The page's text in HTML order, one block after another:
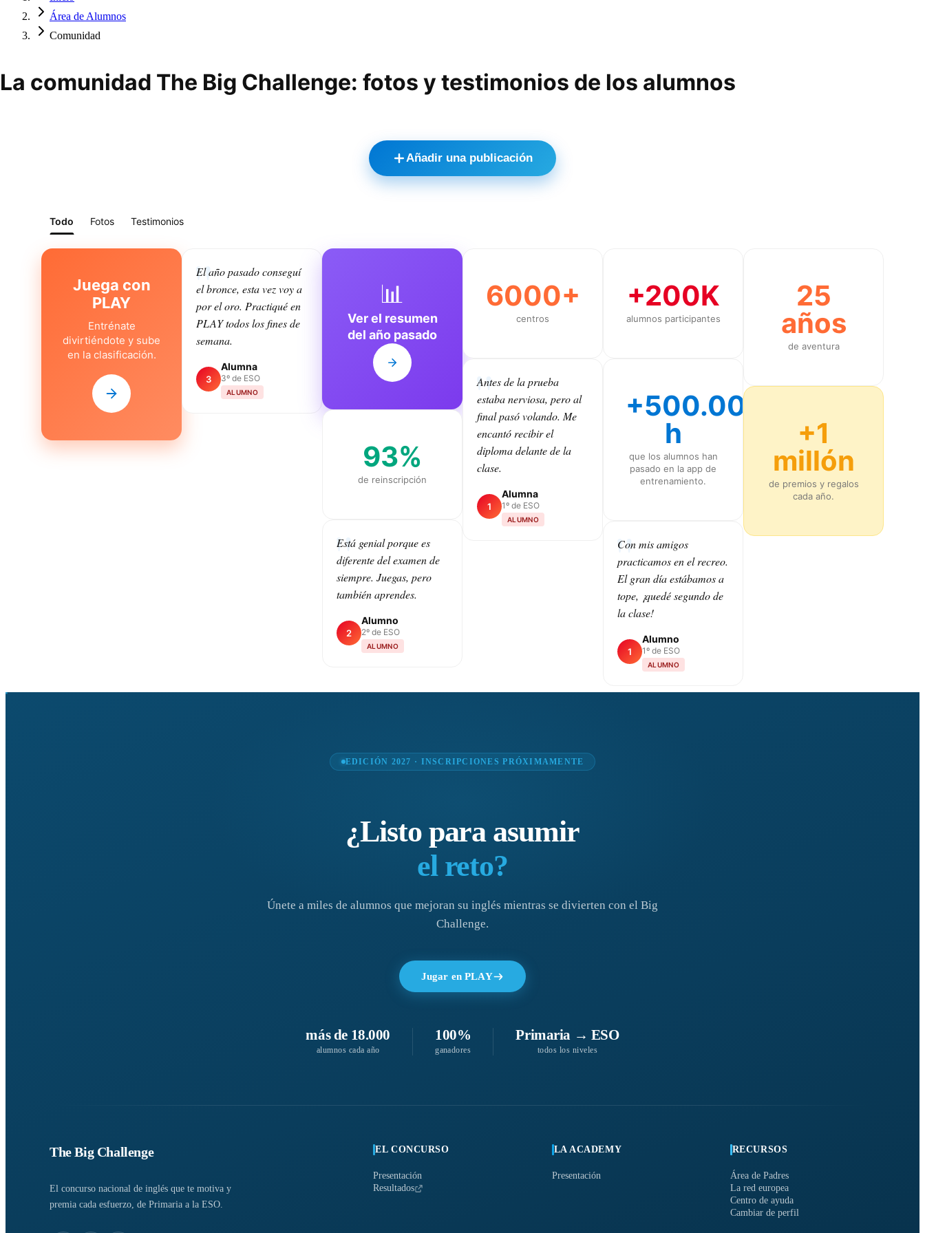
Área de Alumnos
Comunidad
La comunidad The Big Challenge: fotos y testimonios de los alumnos
Añadir una publicación
Todo Fotos Testimonios
Juega con
PLAY
Entrénate
divirtiéndote y sube
en la clasificación.
El año pasado conseguí
el bronce, esta vez voy a
por el oro. Practiqué en
PLAY todos los fines de
semana.
3
Alumna
3º de ESO
ALUMNO
📊
Ver el resumen
del año pasado
93%
de reinscripción
Está genial porque es
diferente del examen de
siempre. Juegas, pero
también aprendes.
2
Alumno
2º de ESO
ALUMNO
6000+
centros
Antes de la prueba
estaba nerviosa, pero al
final pasó volando. Me
encantó recibir el
diploma delante de la
clase.
1
Alumna
1º de ESO
ALUMNO
+200K
alumnos participantes
+500.000
h
que los alumnos han
pasado en la app de
entrenamiento.
Con mis amigos
practicamos en el recreo.
El gran día estábamos a
tope, ¡quedé segundo de
la clase!
1
Alumno
1º de ESO
ALUMNO
25
años
de aventura
+1
millón
de premios y regalos
cada año.
EDICIÓN 2027 · INSCRIPCIONES PRÓXIMAMENTE
¿Listo para asumir
el reto?
Únete a miles de alumnos que mejoran su inglés mientras se divierten con el Big
Challenge.
Jugar en PLAY
más de 18.000
alumnos cada año
100%
ganadores
Primaria → ESO
todos los niveles
The Big Challenge
El concurso nacional de inglés que te motiva y
premia cada esfuerzo, de Primaria a la ESO.
EL CONCURSO
Presentación
Resultados
LA ACADEMY
Presentación
RECURSOS
Área de Padres
La red europea
Centro de ayuda
Cambiar de perfil